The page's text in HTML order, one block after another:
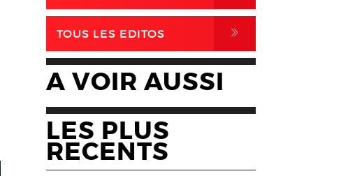
TOUS LES EDITOS ,
A VOIR AUSSI
LES PLUS
RECENTS